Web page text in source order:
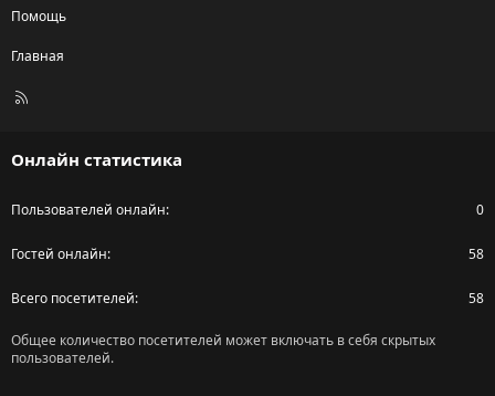
Помощь
Главная
R
Онлайн статистика
Пользователей онлайн 0
Гостей онлайн 58
Всего посетителей 58
Общее количество посетителей может включать в себя скрытых
пользователей.